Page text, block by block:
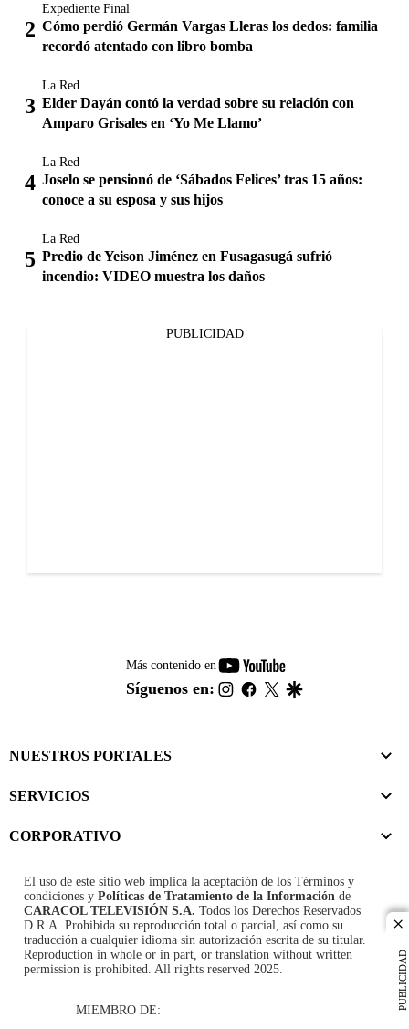
PUBLICIDAD
Expediente Final
Cómo perdió Germán Vargas Lleras los dedos: familia
recordó atentado con libro bomba
La Red
Elder Dayán contó la verdad sobre su relación con
Amparo Grisales en ‘Yo Me Llamo’
La Red
Joselo se pensionó de ‘Sábados Felices’ tras 15 años:
conoce a su esposa y sus hijos
La Red
Predio de Yeison Jiménez en Fusagasugá sufrió
incendio: VIDEO muestra los daños
PUBLICIDAD
Más contenido en
youtube-
footer
Síguenos en: instagram
facebook
twitter
NUESTROS PORTALES
SERVICIOS
CORPORATIVO
El uso de este sitio web implica la aceptación de los Términos y
condiciones y Políticas de Tratamiento de la Información de
CARACOL TELEVISIÓN S.A. Todos los Derechos Reservados
D.R.A. Prohibida su reproducción total o parcial, así como su
traducción a cualquier idioma sin autorización escrita de su titular.
Reproduction in whole or in part, or translation without written
permission is prohibited. All rights reserved 2025.
MIEMBRO DE: